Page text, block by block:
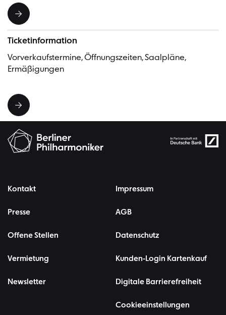
Ticketinformation
Vorverkaufstermine, Öffnungszeiten, Saalpläne,
Ermäßigungen
Kontakt
Presse
Offene Stellen
Vermietung
Newsletter
Impressum
AGB
Datenschutz
Kunden-Login Kartenkauf
Digitale Barrierefreiheit
Cookieeinstellungen